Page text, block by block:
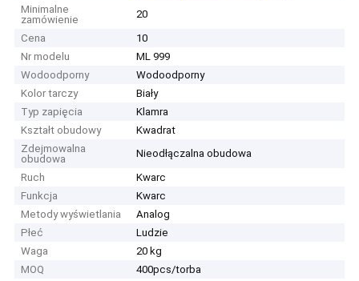
Minimalne
zamówienie
20
Cena
10
Nr modelu
ML 999
Wodoodporny
Wodoodporny
Kolor tarczy
Biały
Typ zapięcia
Klamra
Kształt obudowy
Kwadrat
Zdejmowalna
obudowa
Nieodłączalna obudowa
Ruch
Kwarc
Funkcja
Kwarc
Metody wyświetlania
Analog
Płeć
Ludzie
Waga
20 kg
MOQ
400pcs/torba